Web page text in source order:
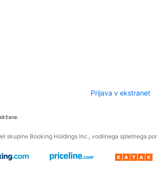
Prijava v ekstranet
skupine Booking Holdings Inc., vodilnega spletnega